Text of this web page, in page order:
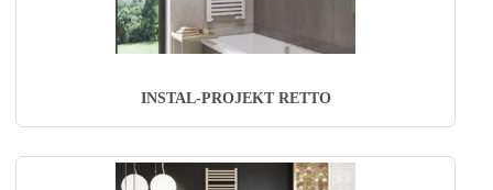
INSTAL-PROJEKT RETTO